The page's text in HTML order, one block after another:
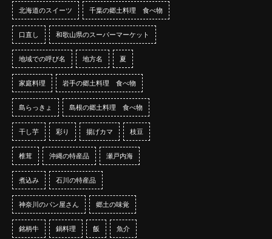
北海道のスイーツ 千葉の郷土料理 食べ物
口直し 和歌山県のスーパーマーケット
地域での呼び名 地方名 夏
家庭料理 岩手の郷土料理 食べ物
島らっきょ 島根の郷土料理 食べ物
干し芋 彩り 揚げカマ 枝豆
椎茸 沖縄の特産品 瀬戸内海
煮込み 石川の特産品
神奈川のパン屋さん 郷土の味覚
銘柄牛 鍋料理 飯 魚介